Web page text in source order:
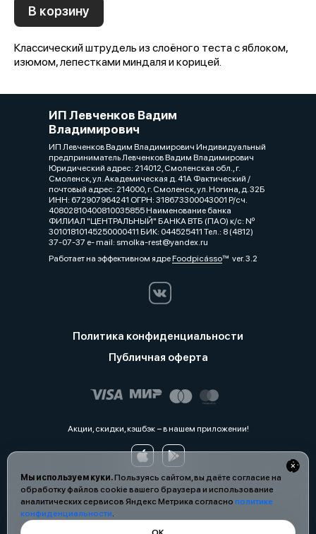
Мы используем куки.Пользуясь сайтом, вы даёте согласие на
обработку файлов cookie вашего браузера и использование
аналитических сервисов Яндекс Метрика согласно политике
конфиденциальности.
В корзину
Классический штрудель из слоёного теста с яблоком,
изюмом, лепестками миндаля и корицей.
ИП Левченков Вадим
Владимирович
ИП Левченков Вадим Владимирович Индивидуальный
предприниматель Левченков Вадим Владимирович
Юридический адрес: 214012, Смоленская обл., г.
Смоленск, ул. Академическая д. 41А Фактический /
почтовый адрес: 214000, г. Смоленск, ул. Ногина, д. 32Б
ИНН: 672907964241 ОГРН: 318673300043001 Р/сч.
40802810400810035855 Наименование банка
ФИЛИАЛ "ЦЕНТРАЛЬНЫЙ" БАНКА ВТБ (ПАО) к/c: Nº
30101810145250000411 БИК: 044525411 Тел.: 8 (4812)
37-07-37 e- mail: smolka-rest@yandex.ru
Работает на эффективном ядреFoodpicássover. 3.2
Политика конфиденциальности
Публичная оферта
Акции, скидки, кэшбэк − в нашем приложении!